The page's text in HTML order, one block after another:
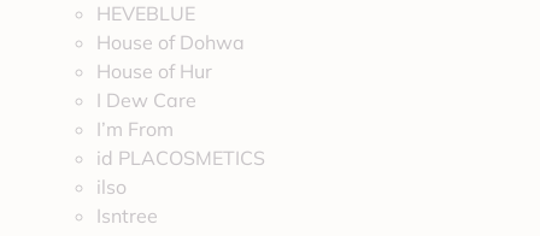
HEVEBLUE
House of Dohwa
House of Hur
I Dew Care
I’m From
id PLACOSMETICS
ilso
Isntree